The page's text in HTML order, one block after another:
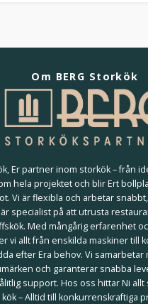
Om BERG Storkök
Er partner inom storkök – från
hela projektet och blir Ert
Vi är flexibla och arbetar
är specialist på att utrusta
Med mångårig erfarenhet
vi allt från enskilda maskiner till
efter Era behov. Vi samarbetar
och garanterar snabba
support. Hos oss hittar Ni
– Alltid till konkurrenskraftiga